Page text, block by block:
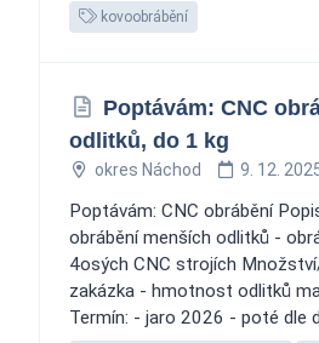
kovoobrábění
Poptávám: CNC
odlitků, do 1 kg
okres Náchod 9. 12.
Poptávám: CNC obrábění
obrábění menších odlitků -
4osých CNC strojích
zakázka - hmotnost odlitků
Termín: - jaro 2026 - poté dle